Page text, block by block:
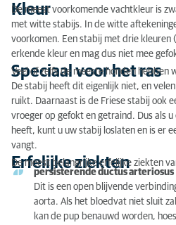
Kleur
De meest voorkomende vachtkleur is
met witte stabijs. In de witte
voorkomen. Een stabij met drie kleuren
erkende kleur en mag dus niet mee
Speciaal voor het ras
Veel of zelfs de meeste honden hebben
De stabij heeft dit eigenlijk niet, en
ruikt. Daarnaast is de Friese stabij ook
vroeger op gefokt en getraind. Dus als
heeft, kunt u uw stabij loslaten en is er
vangt.
Erfelijke ziekten
De meest belangrijke erfelijke ziekten
persisterende ductus arteriosus
Dit is een open blijvende
aorta. Als het bloedvat niet sluit
kan de pup benauwd worden,